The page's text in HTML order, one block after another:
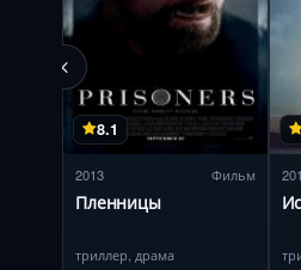
8.1
2013 Фильм
Пленницы
триллер, драма